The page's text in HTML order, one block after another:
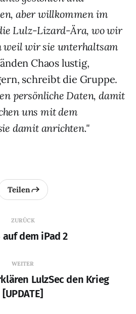
aber willkommen im
Lulz-Lizard-Ära, wo wir
weil wir sie unterhaltsam
Chaos lustig,
schreibt die Gruppe.
persönliche Daten, damit
uns mit dem
damit anrichten."
ZURÜCK
auf dem iPad 2
Teilen
WEITER
LulzSec den Krieg
[UPDATE]